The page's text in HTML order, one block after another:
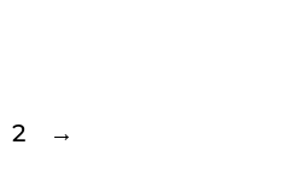
2 →